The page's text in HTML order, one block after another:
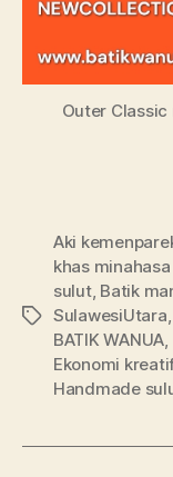
Outer
Tags
Aki
khas
sulut, Batik
SulawesiUtara,
BATIK WANUA,
Ekonomi
Handmade